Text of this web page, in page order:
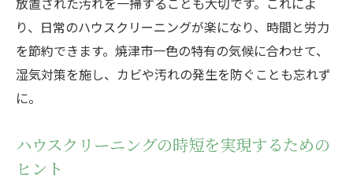
り、日常のハウスクリーニングが楽になり、時間と労力
を節約できます。焼津市一色の特有の気候に合わせて、
湿気対策を施し、カビや汚れの発生を防ぐことも忘れず
に。
ハウスクリーニングの時短を実現するための
ヒント